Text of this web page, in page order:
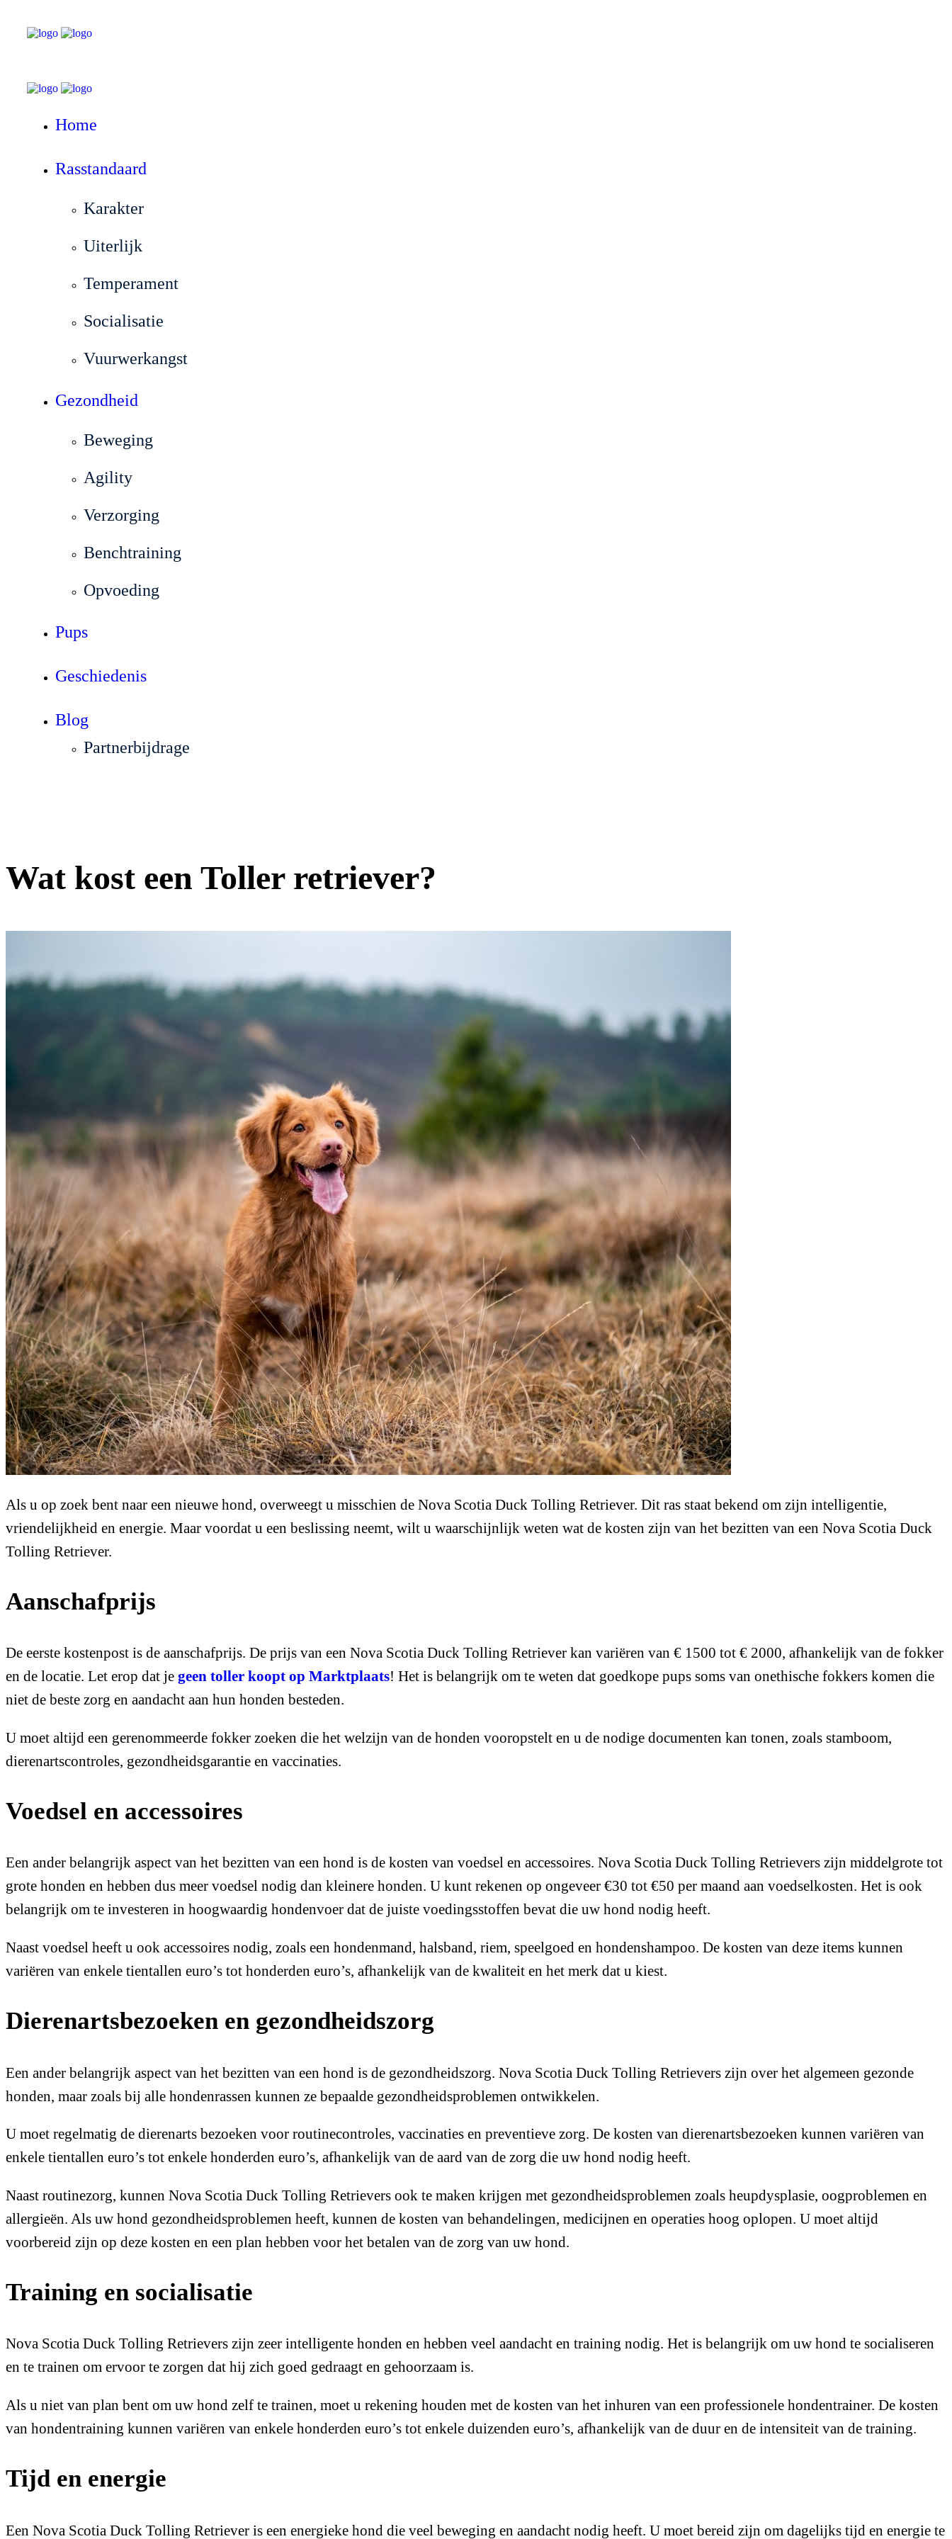
Home
Rasstandaard
Karakter
Uiterlijk
Temperament
Socialisatie
Vuurwerkangst
Gezondheid
Beweging
Agility
Verzorging
Benchtraining
Opvoeding
Pups
Geschiedenis
Blog
Partnerbijdrage
Wat kost een Toller retriever?
Als u op zoek bent naar een nieuwe hond, overweegt u misschien de Nova Scotia Duck Tolling Retriever. Dit ras staat bekend om zijn intelligentie,
vriendelijkheid en energie. Maar voordat u een beslissing neemt, wilt u waarschijnlijk weten wat de kosten zijn van het bezitten van een Nova Scotia Duck
Tolling Retriever.
Aanschafprijs
De eerste kostenpost is de aanschafprijs. De prijs van een Nova Scotia Duck Tolling Retriever kan variëren van € 1500 tot € 2000, afhankelijk van de fokker
en de locatie. Let erop dat je geen toller koopt op Marktplaats! Het is belangrijk om te weten dat goedkope pups soms van onethische fokkers komen die
niet de beste zorg en aandacht aan hun honden besteden.
U moet altijd een gerenommeerde fokker zoeken die het welzijn van de honden vooropstelt en u de nodige documenten kan tonen, zoals stamboom,
dierenartscontroles, gezondheidsgarantie en vaccinaties.
Voedsel en accessoires
Een ander belangrijk aspect van het bezitten van een hond is de kosten van voedsel en accessoires. Nova Scotia Duck Tolling Retrievers zijn middelgrote tot
grote honden en hebben dus meer voedsel nodig dan kleinere honden. U kunt rekenen op ongeveer €30 tot €50 per maand aan voedselkosten. Het is ook
belangrijk om te investeren in hoogwaardig hondenvoer dat de juiste voedingsstoffen bevat die uw hond nodig heeft.
Naast voedsel heeft u ook accessoires nodig, zoals een hondenmand, halsband, riem, speelgoed en hondenshampoo. De kosten van deze items kunnen
variëren van enkele tientallen euro’s tot honderden euro’s, afhankelijk van de kwaliteit en het merk dat u kiest.
Dierenartsbezoeken en gezondheidszorg
Een ander belangrijk aspect van het bezitten van een hond is de gezondheidszorg. Nova Scotia Duck Tolling Retrievers zijn over het algemeen gezonde
honden, maar zoals bij alle hondenrassen kunnen ze bepaalde gezondheidsproblemen ontwikkelen.
U moet regelmatig de dierenarts bezoeken voor routinecontroles, vaccinaties en preventieve zorg. De kosten van dierenartsbezoeken kunnen variëren van
enkele tientallen euro’s tot enkele honderden euro’s, afhankelijk van de aard van de zorg die uw hond nodig heeft.
Naast routinezorg, kunnen Nova Scotia Duck Tolling Retrievers ook te maken krijgen met gezondheidsproblemen zoals heupdysplasie, oogproblemen en
allergieën. Als uw hond gezondheidsproblemen heeft, kunnen de kosten van behandelingen, medicijnen en operaties hoog oplopen. U moet altijd
voorbereid zijn op deze kosten en een plan hebben voor het betalen van de zorg van uw hond.
Training en socialisatie
Nova Scotia Duck Tolling Retrievers zijn zeer intelligente honden en hebben veel aandacht en training nodig. Het is belangrijk om uw hond te socialiseren
en te trainen om ervoor te zorgen dat hij zich goed gedraagt en gehoorzaam is.
Als u niet van plan bent om uw hond zelf te trainen, moet u rekening houden met de kosten van het inhuren van een professionele hondentrainer. De kosten
van hondentraining kunnen variëren van enkele honderden euro’s tot enkele duizenden euro’s, afhankelijk van de duur en de intensiteit van de training.
Tijd en energie
Een Nova Scotia Duck Tolling Retriever is een energieke hond die veel beweging en aandacht nodig heeft. U moet bereid zijn om dagelijks tijd en energie te